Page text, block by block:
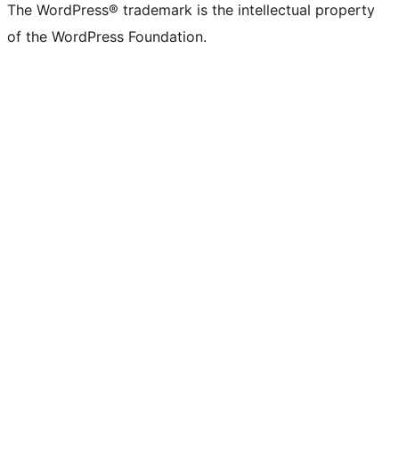
The WordPress® trademark is the intellectual property
of the WordPress Foundation.